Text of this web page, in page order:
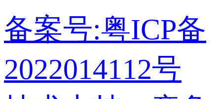
备案号:粤ICP备
2022014112号